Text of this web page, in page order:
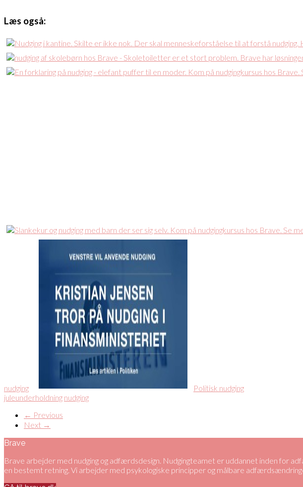
Læs også:
nudging
Politisk nudging
juleunderholdning nudging
← Previous
Next →
Brave
Brave arbejder med nudging og adfærdsdesign. Nudgingteamet er uddannet inden for
en bestemt retning. Vi arbejder med psykologiske principper og målbare